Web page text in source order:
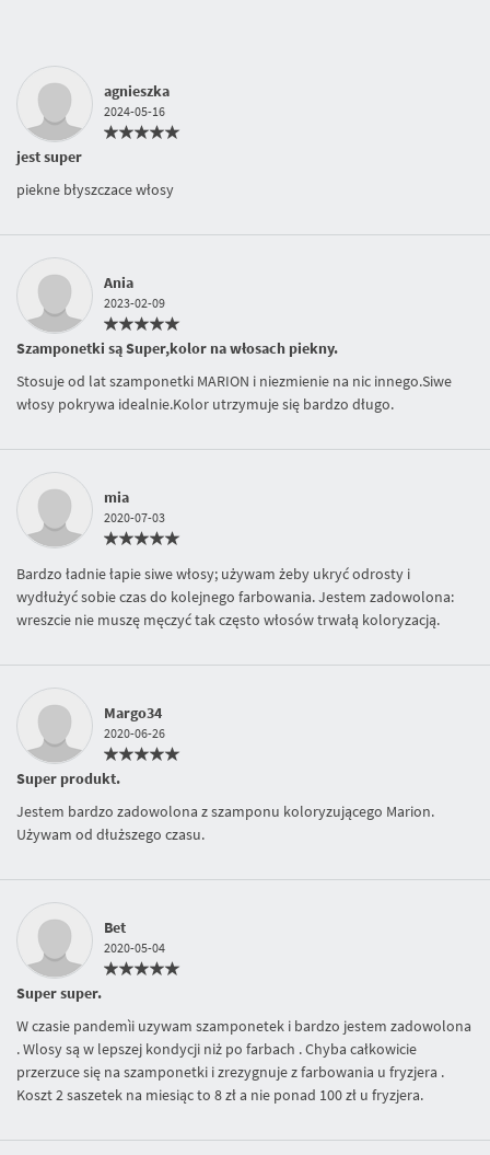
agnieszka
2024-05-16
jest super
piekne błyszczace włosy
Ania
2023-02-09
Szamponetki są Super,kolor na włosach piekny.
Stosuje od lat szamponetki MARION i niezmienie na nic innego.Siwe
włosy pokrywa idealnie.Kolor utrzymuje się bardzo długo.
mia
2020-07-03
Bardzo ładnie łapie siwe włosy; używam żeby ukryć odrosty i
wydłużyć sobie czas do kolejnego farbowania. Jestem zadowolona:
wreszcie nie muszę męczyć tak często włosów trwałą koloryzacją.
Margo34
2020-06-26
Super produkt.
Jestem bardzo zadowolona z szamponu koloryzującego Marion.
Używam od dłuższego czasu.
Bet
2020-05-04
Super super.
W czasie pandemìi uzywam szamponetek i bardzo jestem zadowolona
. Wlosy są w lepszej kondycji niż po farbach . Chyba całkowicie
przerzuce się na szamponetki i zrezygnuje z farbowania u fryzjera .
Koszt 2 saszetek na miesiąc to 8 zł a nie ponad 100 zł u fryzjera.